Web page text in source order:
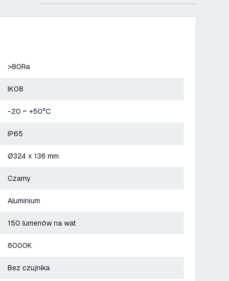
>80Ra
IK08
-20 ~ +50°C
IP65
Ø324 x 136 mm
Czarny
Aluminium
150 lumenów na wat
6000K
Bez czujnika